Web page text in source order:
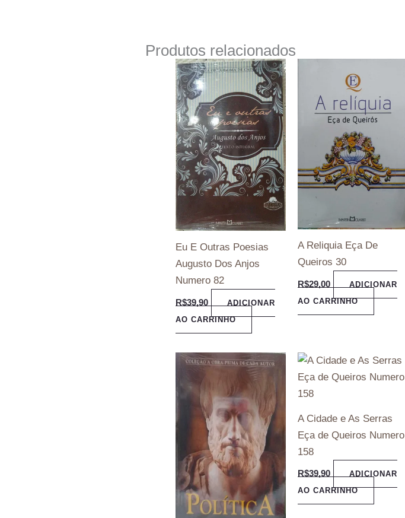
Produtos relacionados
Eu E Outras Poesias
Augusto Dos Anjos
Numero 82
R$39,90
ADICIONAR
AO CARRINHO
A Reliquia Eça De
Queiros 30
R$29,00
ADICIONAR
AO CARRINHO
A Cidade e As Serras
Eça de Queiros Numero
158
R$39,90
ADICIONAR
AO CARRINHO